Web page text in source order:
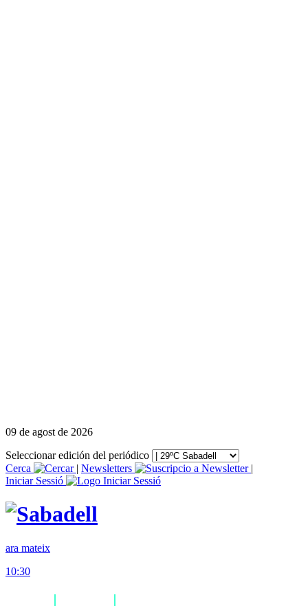
09 de agost de 2026
Seleccionar edición del periódico
Cerca
| Newsletters
|
Iniciar Sessió
ara mateix
10:30